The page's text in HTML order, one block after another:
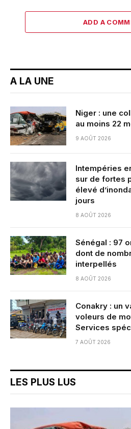
ADD A
A LA UNE
Niger : une
au moins 22
9 AOÛT 2026
Intempéries
sur de fortes
élevé
jours
8 AOÛT 2026
Sénégal : 97
dont de
interpellés
8 AOÛT 2026
Conakry : un
voleurs de
Services
7 AOÛT 2026
LES PLUS LUS